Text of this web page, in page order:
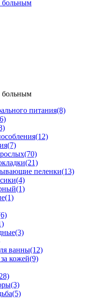
больным
больным
питания(8)
(12)
(7)
(70)
(21)
пеленки(13)
(4)
(1)
(1)
(3)
ванны(12)
кожей(9)
(3)
(5)